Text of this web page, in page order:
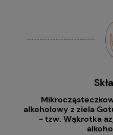
alkoholowy z ziela
- tzw. Wąkrotka